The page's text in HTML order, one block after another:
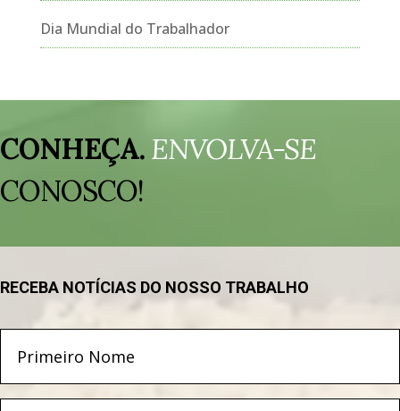
Dia Mundial do Trabalhador
de
vídeo
CONHEÇA.ENVOLVA-SE
CONOSCO!
RECEBA NOTÍCIAS DO NOSSO TRABALHO